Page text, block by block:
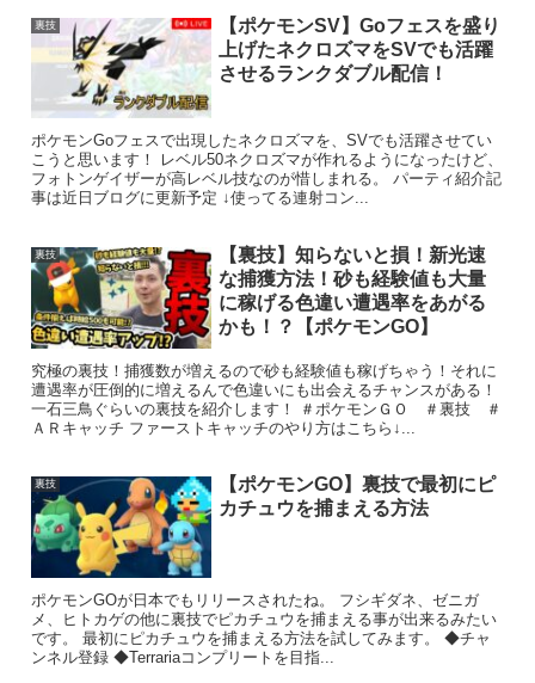
裏技
【ポケモンSV】Goフェスを盛り
上げたネクロズマをSVでも活躍
させるランクダブル配信！
ポケモンGoフェスで出現したネクロズマを、SVでも活躍させてい
こうと思います！ レベル50ネクロズマが作れるようになったけど、
フォトンゲイザーが高レベル技なのが惜しまれる。 パーティ紹介記
事は近日ブログに更新予定 ↓使ってる連射コン...
裏技
【裏技】知らないと損！新光速
な捕獲方法！砂も経験値も大量
に稼げる色違い遭遇率をあがる
かも！？【ポケモンGO】
究極の裏技！捕獲数が増えるので砂も経験値も稼げちゃう！それに
遭遇率が圧倒的に増えるんで色違いにも出会えるチャンスがある！
一石三鳥ぐらいの裏技を紹介します！ ＃ポケモンＧＯ ＃裏技 ＃
ＡＲキャッチ ファーストキャッチのやり方はこちら↓...
裏技
【ポケモンGO】裏技で最初にピ
カチュウを捕まえる方法
ポケモンGOが日本でもリリースされたね。 フシギダネ、ゼニガ
メ、ヒトカゲの他に裏技でピカチュウを捕まえる事が出来るみたい
です。 最初にピカチュウを捕まえる方法を試してみます。 ◆チャ
ンネル登録 ◆Terrariaコンプリートを目指...